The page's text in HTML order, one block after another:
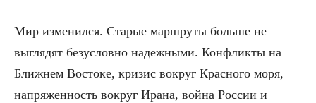
Мир изменился. Старые маршруты больше не
выглядят безусловно надежными. Конфликты на
Ближнем Востоке, кризис вокруг Красного моря,
напряженность вокруг Ирана, война России и